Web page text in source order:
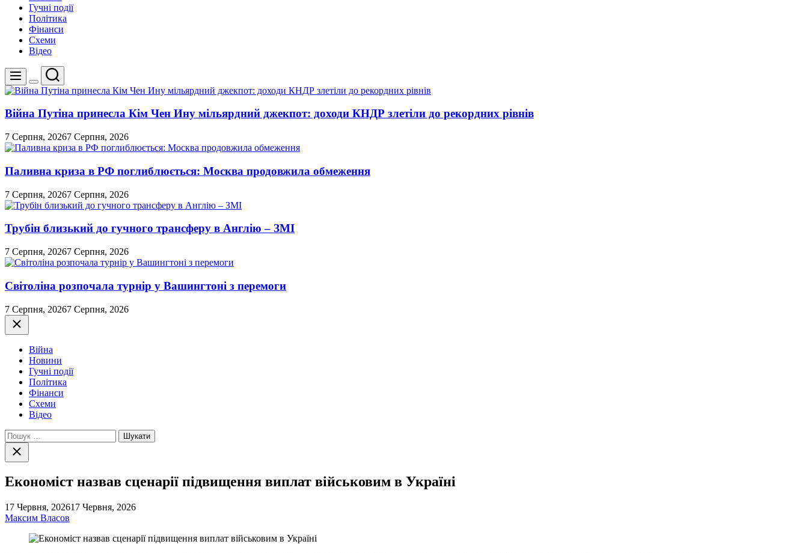
Гучні події
Політика
Фінанси
Схеми
Відео
Меню
Перемикач
кольорового
Пошук
Війна Путіна принесла Кім Чен Ину мільярдний джекпот: доходи КНДР злетіли до рекордних рівнів
7 Серпня, 20267 Серпня, 2026
Паливна криза в РФ поглиблюється: Москва продовжила обмеження
7 Серпня, 20267 Серпня, 2026
Трубін близький до гучного трансферу в Англію – ЗМІ
7 Серпня, 20267 Серпня, 2026
Світоліна розпочала турнір у Вашингтоні з перемоги
7 Серпня, 20267 Серпня, 2026
Закрити
Війна
Новини
Гучні події
Політика
Фінанси
Схеми
Відео
Пошук:
Закрити
пошук
Економіст назвав сценарії підвищення виплат військовим в Україні
17 Червня, 202617 Червня, 2026
Максим Власов